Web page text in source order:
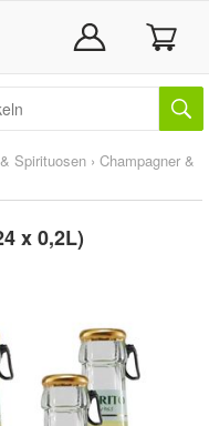
Spirituosen › Champagner &
x 0,2L)